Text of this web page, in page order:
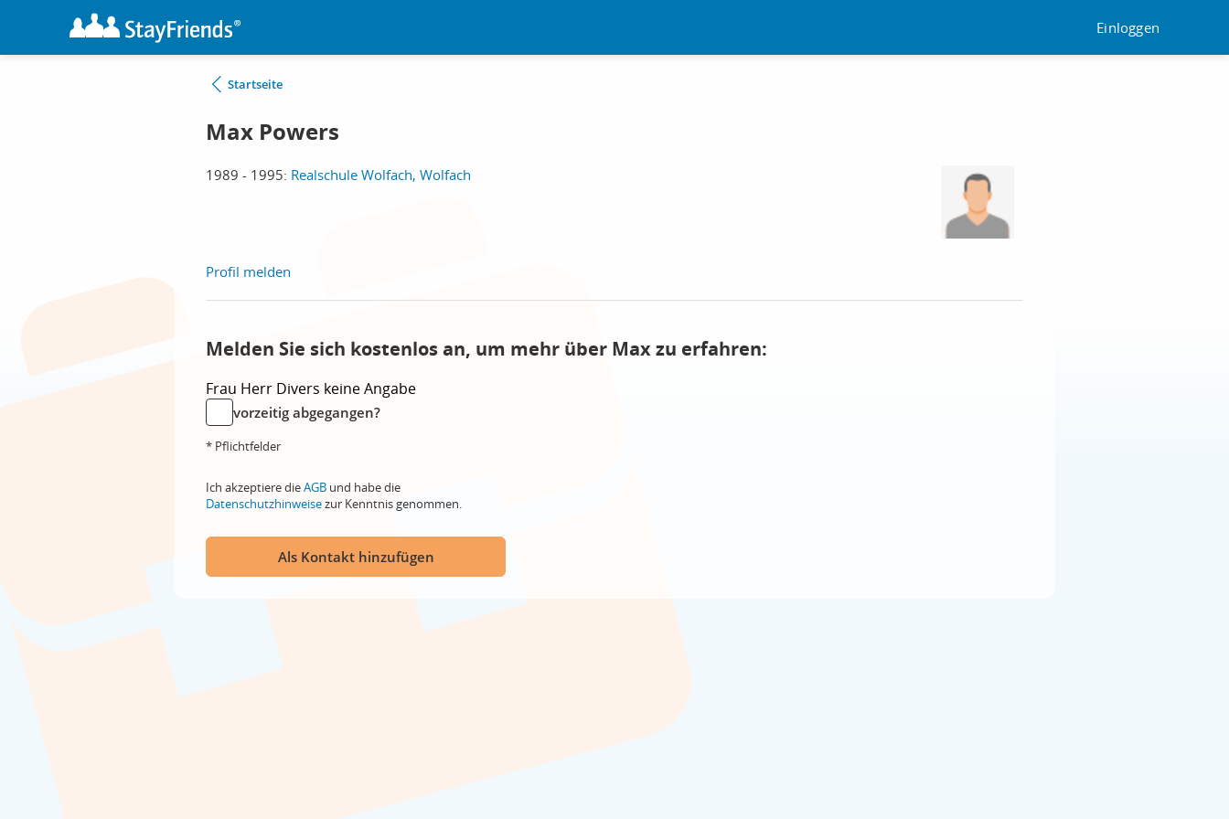
Einloggen
Startseite
Max Powers
1989 - 1995: Realschule Wolfach, Wolfach
Profil melden
Melden Sie sich kostenlos an, um mehr über Max zu erfahren:
Frau Herr Divers keine Angabe
vorzeitig abgegangen?
* Pflichtfelder
Ich akzeptiere dieAGB und habe die
Datenschutzhinweisezur Kenntnis genommen.
Als Kontakt hinzufügen